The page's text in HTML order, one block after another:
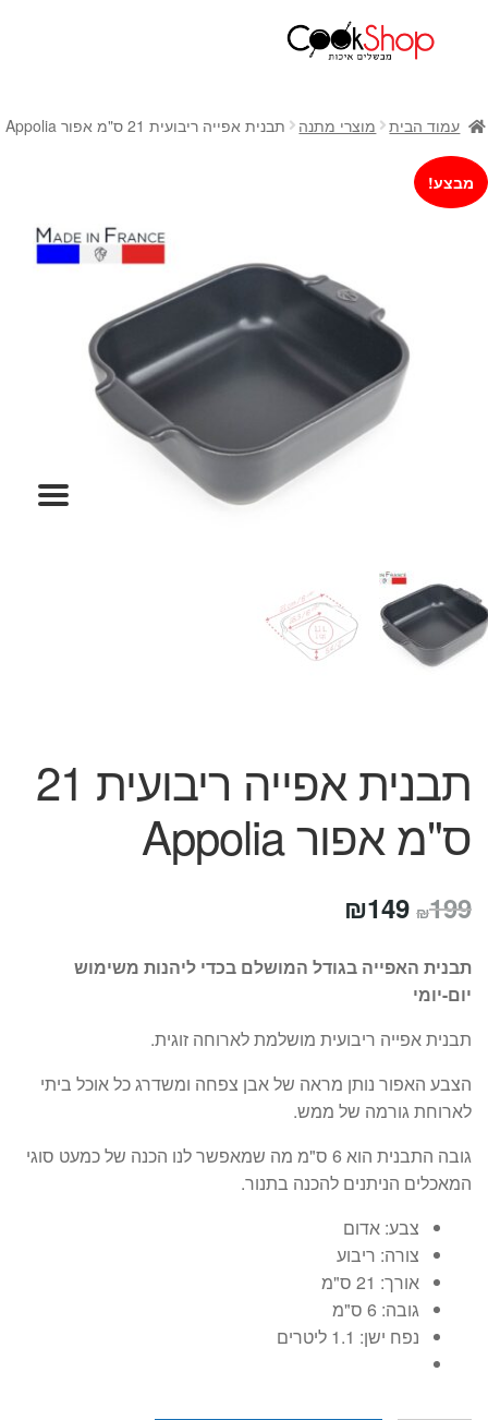
חנות
כלי בישול
סירים
מחבתות
מוצרי חשמל למטבח
גאדג'טס וכלי מטבח
אחסון למטבח
סכינים
קפה ותה
מתנות למטבח
מתכונים שלכם
מאמרים
עמוד הבית מוצרי מתנה תבנית אפייה ריבועית 21 ס"מ אפור Appolia
מבצע!
תבנית אפייה ריבועית 21
ס"מ אפור Appolia
₪199 המחיר
היה:
₪149
הוא:
תבנית האפייה בגודל המושלם בכדי ליהנות משימוש
יום-יומי
תבנית אפייה ריבועית מושלמת לארוחה זוגית.
הצבע האפור נותן מראה של אבן צפחה ומשדרג כל אוכל ביתי
לארוחת גורמה של ממש.
גובה התבנית הוא 6 ס"מ מה שמאפשר לנו הכנה של כמעט סוגי
המאכלים הניתנים להכנה בתנור.
צבע: אדום
צורה: ריבוע
אורך: 21 ס"מ
גובה: 6 ס"מ
נפח ישן: 1.1 ליטרים